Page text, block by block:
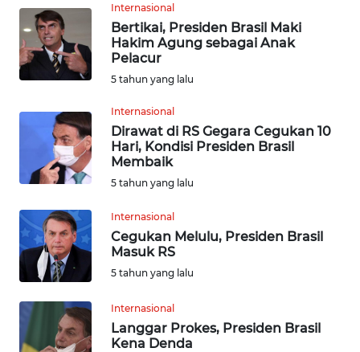
Internasional
Bertikai, Presiden Brasil Maki
Hakim Agung sebagai Anak
Pelacur
5 tahun yang lalu
Internasional
Dirawat di RS Gegara Cegukan 10
Hari, Kondisi Presiden Brasil
Membaik
5 tahun yang lalu
Internasional
Cegukan Melulu, Presiden Brasil
Masuk RS
5 tahun yang lalu
Internasional
Langgar Prokes, Presiden Brasil
Kena Denda
WN
SULTENG
WN
WN
BABEL
SUMBAR
WN
SUMSEL
WN
BENGKULU